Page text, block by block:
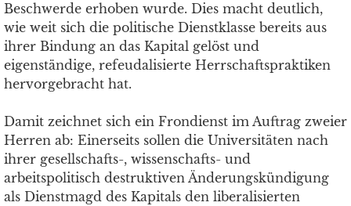
Beschwerde erhoben wurde. Dies macht deutlich,
wie weit sich die politische Dienstklasse bereits aus
ihrer Bindung an das Kapital gelöst und
eigenständige, refeudalisierte Herrschaftspraktiken
hervorgebracht hat.
Damit zeichnet sich ein Frondienst im Auftrag zweier
Herren ab: Einerseits sollen die Universitäten nach
ihrer gesellschafts-, wissenschafts- und
arbeitspolitisch destruktiven Änderungskündigung
als Dienstmagd des Kapitals den liberalisierten